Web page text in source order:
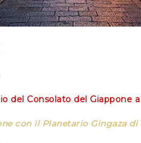
del Consolato del Giappone
con il Planetario Gingaza di